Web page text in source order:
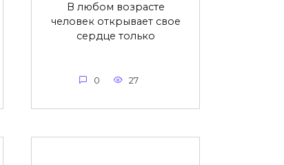
В любом возрасте
человек открывает свое
сердце только
0 27